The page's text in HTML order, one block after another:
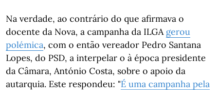
Na verdade, ao contrário do que afirmava o
docente da Nova, a campanha da ILGA gerou
polémica, com o então vereador Pedro Santana
Lopes, do PSD, a interpelar o à época presidente
da Câmara, António Costa, sobre o apoio da
autarquia. Este respondeu: "É uma campanha pela